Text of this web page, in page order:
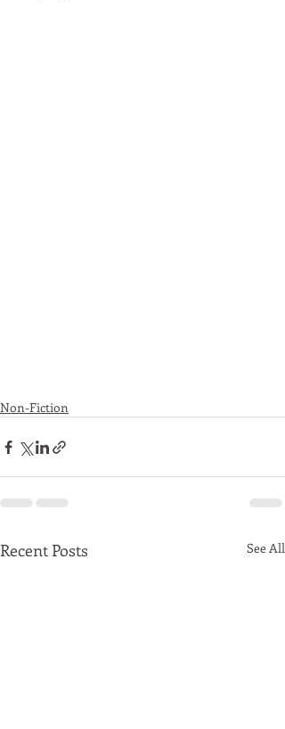
Non-Fiction
Recent Posts See All